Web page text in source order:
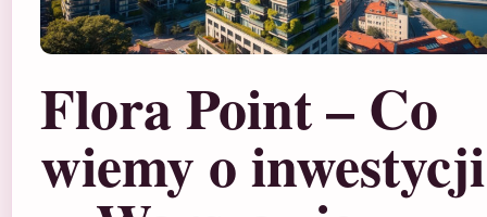
Flora Point – Co
wiemy o inwestycji